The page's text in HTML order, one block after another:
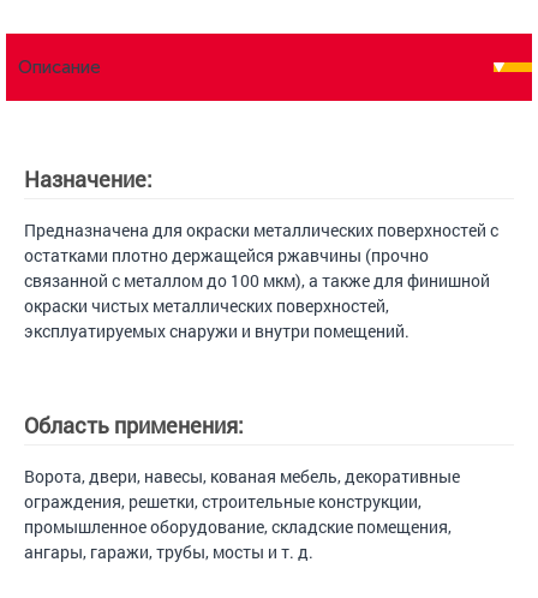
Описание
Назначение:
Предназначена для окраски металлических поверхностей с
остатками плотно держащейся ржавчины (прочно
связанной с металлом до 100 мкм), а также для финишной
окраски чистых металлических поверхностей,
эксплуатируемых снаружи и внутри помещений.
Область применения:
Ворота, двери, навесы, кованая мебель, декоративные
ограждения, решетки, строительные конструкции,
промышленное оборудование, складские помещения,
ангары, гаражи, трубы, мосты и т. д.